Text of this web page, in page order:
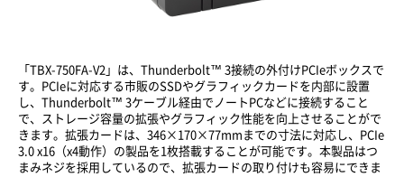
「TBX-750FA-V2」は、Thunderbolt™ 3接続の外付けPCIeボックスで
す。PCIeに対応する市販のSSDやグラフィックカードを内部に設置
し、Thunderbolt™ 3ケーブル経由でノートPCなどに接続すること
で、ストレージ容量の拡張やグラフィック性能を向上させることがで
きます。拡張カードは、346×170×77mmまでの寸法に対応し、PCIe
3.0 x16（x4動作）の製品を1枚搭載することが可能です。本製品はつ
まみネジを採用しているので、拡張カードの取り付けも容易にできま